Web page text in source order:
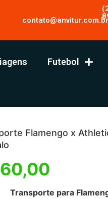
Futebol
Flamengo x
60,00
para Flamengo